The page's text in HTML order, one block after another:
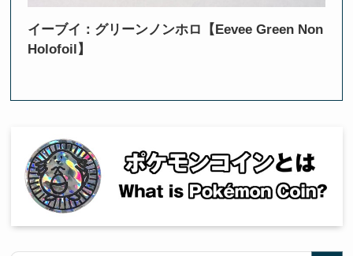
イーブイ：グリーンノンホロ【Eevee Green Non
Holofoil】